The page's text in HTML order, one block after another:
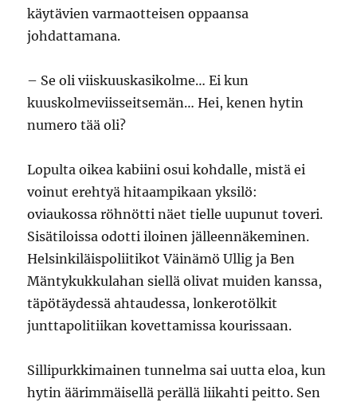
käytävien varmaotteisen oppaansa
johdattamana.
– Se oli viiskuuskasikolme… Ei kun
kuuskolmeviisseitsemän… Hei, kenen hytin
numero tää oli?
Lopulta oikea kabiini osui kohdalle, mistä ei
voinut erehtyä hitaampikaan yksilö:
oviaukossa röhnötti näet tielle uupunut toveri.
Sisätiloissa odotti iloinen jälleennäkeminen.
Helsinkiläispoliitikot Väinämö Ullig ja Ben
Mäntykukkulahan siellä olivat muiden kanssa,
täpötäydessä ahtaudessa, lonkerotölkit
junttapolitiikan kovettamissa kourissaan.
Sillipurkkimainen tunnelma sai uutta eloa, kun
hytin äärimmäisellä perällä liikahti peitto. Sen